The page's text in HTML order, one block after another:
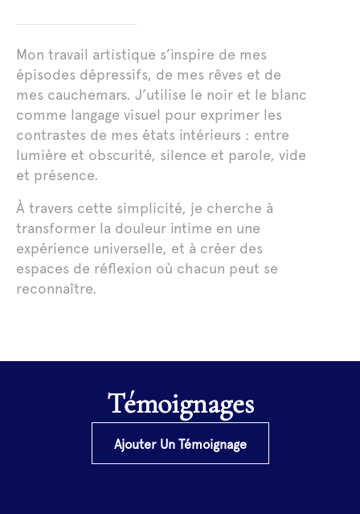
Mon travail artistique s’inspire de mes
épisodes dépressifs, de mes rêves et de
mes cauchemars. J’utilise le noir et le blanc
comme langage visuel pour exprimer les
contrastes de mes états intérieurs : entre
lumière et obscurité, silence et parole, vide
et présence.
À travers cette simplicité, je cherche à
transformer la douleur intime en une
expérience universelle, et à créer des
espaces de réflexion où chacun peut se
reconnaître.
Témoignages
Ajouter Un Témoignage